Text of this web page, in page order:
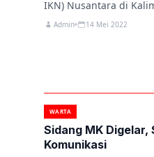
IKN) Nusantara di
Admin 14 Mei 2022
WARTA
Sidang MK Digelar,
Komunikasi